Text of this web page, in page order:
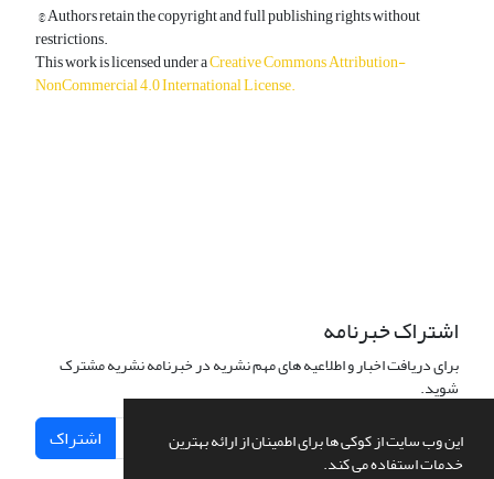
این وب سایت از کوکی ها برای اطمینان از ارائه بهترین
خدمات استفاده می کند.
© Authors retain the copyright and full publishing rights without
restrictions.
This work is licensed under aCreative Commons Attribution-
NonCommercial 4.0 International License.
اشتراک خبرنامه
برای دریافت اخبار و اطلاعیه های مهم نشریه در خبرنامه نشریه مشترک
شوید.
اشتراک